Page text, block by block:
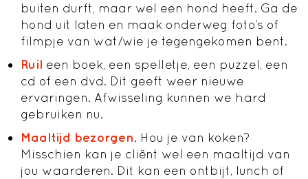
buiten durft, maar wel een hond heeft. Ga de
hond uit laten en maak onderweg foto’s of
filmpje van wat/wie je tegengekomen bent.
Ruil een boek, een spelletje, een puzzel, een
cd of een dvd. Dit geeft weer nieuwe
ervaringen. Afwisseling kunnen we hard
gebruiken nu.
Maaltijd bezorgen. Hou je van koken?
Misschien kan je cliënt wel een maaltijd van
jou waarderen. Dit kan een ontbijt, lunch of